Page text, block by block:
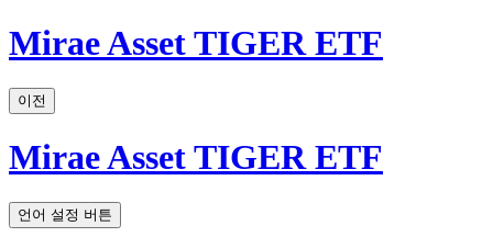
Mirae Asset TIGER ETF
이전
Mirae Asset TIGER ETF
언어 설정 버튼